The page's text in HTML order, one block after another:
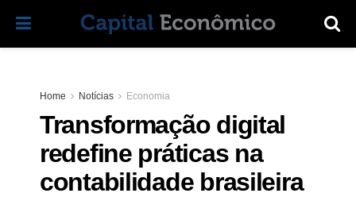
Home Notícias Economia
Transformação digital
redefine práticas na
contabilidade brasileira